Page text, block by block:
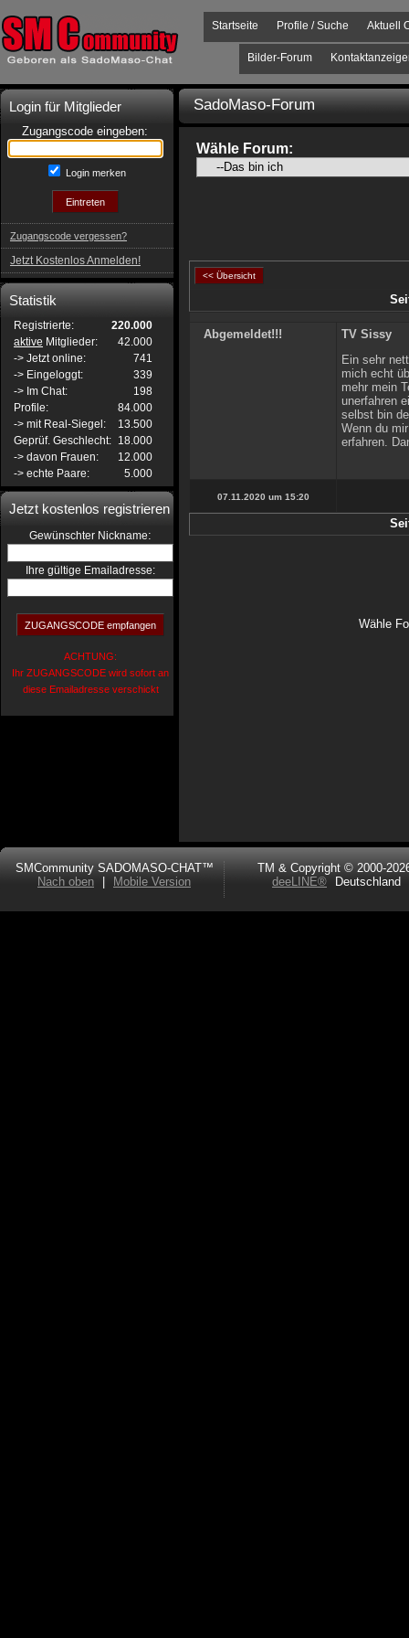
Aktuell
Profile / Suche
Startseite
Bilder-Forum
Login für Mitglieder
Zugangscode eingeben:
Login merken
Zugangscode vergessen?
Jetzt Kostenlos Anmelden!
Statistik
Registrierte:
220.000
aktive Mitglieder:
42.000
-> Jetzt online:
741
-> Eingeloggt:
339
-> Im Chat:
198
Profile:
84.000
-> mit Real-Siegel:
13.500
Geprüf. Geschlecht: 18.000
-> davon Frauen:
12.000
-> echte Paare:
5.000
Jetzt kostenlos registrieren
Gewünschter Nickname:
Ihre gültige Emailadresse:
ACHTUNG:
Ihr ZUGANGSCODE wird sofort an
diese Emailadresse verschickt
SadoMaso-Forum
Wähle Forum:
<< Übersicht
Abgemeldet!!!
TV Sissy
Ein sehr
mich echt
mehr mein
unerfahren
selbst bin
Wenn du
erfahren.
07.11.2020 um 15:20
Wähle
SMCommunity SADOMASO-CHAT™
Nach oben
Mobile Version
TM & Copyright © 2000-
deeLINE®
Deutschland